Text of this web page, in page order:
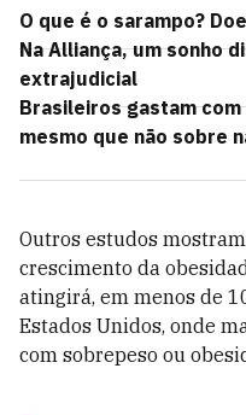
O que é o sarampo?
Na Alliança, um sonho
extrajudicial
Brasileiros gastam
mesmo que não sobre
Outros estudos
crescimento da
atingirá, em menos de
Estados Unidos, onde
com sobrepeso ou